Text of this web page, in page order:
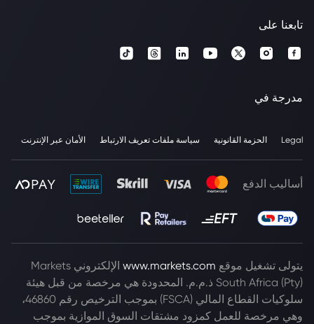
تابعنا على
مدرجة في
Legal الحزمة القانونية سياسة ملفات تعريف الارتباط الأمان عبر الإنترنت
أساليب الدفع
يتولى تشغيل موقع www.markets.com
الإلكتروني Markets
South Africa (Pty) ذ.م.م. المحدودة هي مرخصة من قبل هيئة
سلوكيات القطاع المالي (FSCA) بموجب الترخيص رقم 46860،
وهي مرخصة للعمل كمزود مشتقات السوق الموازية بموجب